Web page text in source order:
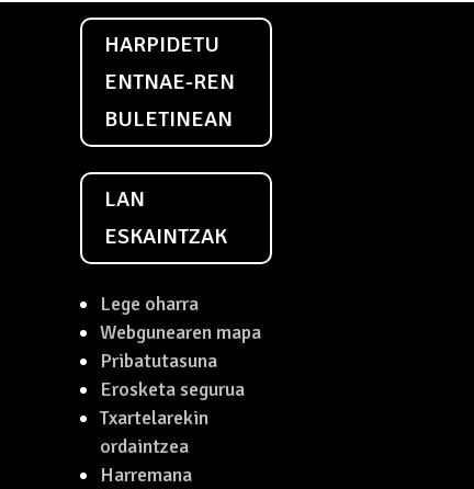
HARPIDETU
ENTNAE-REN
BULETINEAN
LAN
ESKAINTZAK
Lege oharra
Webgunearen mapa
Pribatutasuna
Erosketa segurua
Txartelarekin
ordaintzea
Harremana